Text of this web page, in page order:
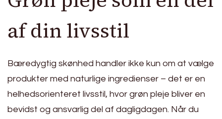
af din livsstil
Bæredygtig skønhed handler ikke kun om at vælge
produkter med naturlige ingredienser – det er en
helhedsorienteret livsstil, hvor grøn pleje bliver en
bevidst og ansvarlig del af dagligdagen. Når du